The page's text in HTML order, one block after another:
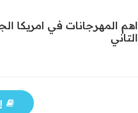
اهم المهرجانات في امريكا
التاني